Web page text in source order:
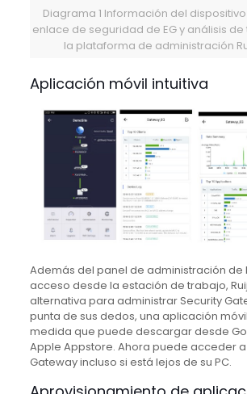
Diagrama 1 Información del
enlace de seguridad de EG y análisis de
la plataforma de administración
Aplicación móvil intuitiva
Además del panel de administración de
acceso desde la estación de trabajo,
alternativa para administrar Security
punta de sus dedos, una aplicación
medida que puede descargar desde
Apple Appstore. Ahora puede acceder a
Gateway incluso si está lejos de su PC.